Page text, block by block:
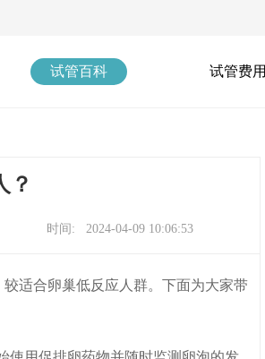
试管百科 试管费用
？
时间: 2024-04-09 10:06:53
适合卵巢低反应人群。下面为大家带